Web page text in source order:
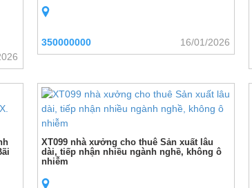
350000000 16/01/2026
XT099 nhà xưởng cho thuê Sản xuất lâu
dài, tiếp nhận nhiều ngành nghề, không ô
nhiễm